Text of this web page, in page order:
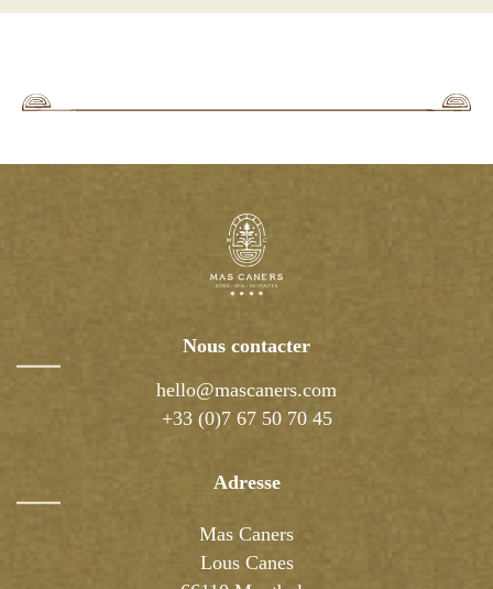
Nous contacter
hello@mascaners.com
+33 (0)7 67 50 70 45
Adresse
Mas Caners
Lous Canes